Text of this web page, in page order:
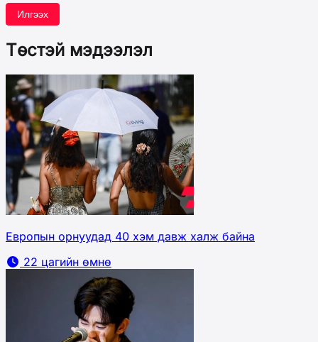
Илгээх
Төстэй мэдээлэл
Европын орнуудад 40 хэм давж халж байна
22 цагийн өмнө